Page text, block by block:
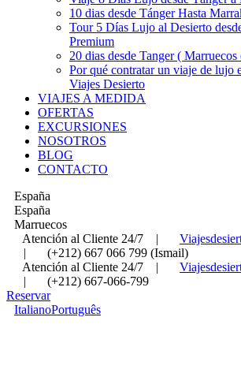
10 dias desde Tánger Hasta
Tour 5 Días Lujo al Desierto
Premium
20 dias desde Tanger (
Por qué contratar un viaje de lujo
Viajes Desierto
VIAJES A MEDIDA
OFERTAS
EXCURSIONES
NOSOTROS
BLOG
CONTACTO
España
España
Marruecos
Atención al Cliente 24/7
|
|
(+212) 667 066 799 (Ismail)
Atención al Cliente 24/7
|
|
(+212) 667-066-799
Reservar
ItalianoPortuguês